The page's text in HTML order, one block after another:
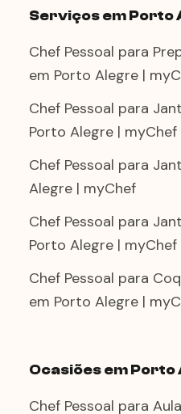
Serviços em Porto
Chef Pessoal para
em Porto Alegre |
Chef Pessoal para
Porto Alegre | myChef
Chef Pessoal para
Alegre | myChef
Chef Pessoal para
Porto Alegre | myChef
Chef Pessoal para
em Porto Alegre |
Ocasiões em
Chef Pessoal para